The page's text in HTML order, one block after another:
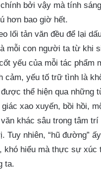
bởi vậy mà tính
hơn bao giờ hết.
lối tản văn đều để lại
mỗi con người ta từ khi
yếu của mỗi tác phẩm
yếu tố trữ tình là
thể hiện qua những
xao xuyến, bồi hồi,
khác sâu trong tâm
Tuy nhiên, “hũ đường”
khó hiểu mà thực sự xúc
ta.